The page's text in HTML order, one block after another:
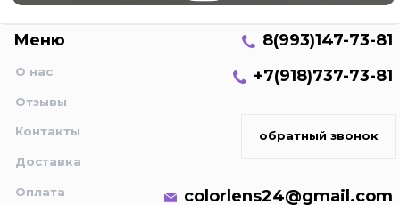
Меню
О нас
Отзывы
Контакты
Доставка
Оплата
8(993)147-73-81
+7(918)737-73-81
обратный звонок
colorlens24@gmail.com